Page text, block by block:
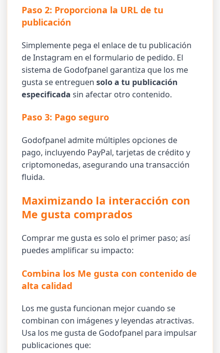
Paso 2: Proporciona la URL de tu
publicación
Simplemente pega el enlace de tu publicación
de Instagram en el formulario de pedido. El
sistema de Godofpanel garantiza que los me
gusta se entreguensolo a tu publicación
especificada sin afectar otro contenido.
Paso 3: Pago seguro
Godofpanel admite múltiples opciones de
pago, incluyendo PayPal, tarjetas de crédito y
criptomonedas, asegurando una transacción
fluida.
Maximizando la interacción con
Me gusta comprados
Comprar me gusta es solo el primer paso; así
puedes amplificar su impacto:
Combina los Me gusta con contenido de
alta calidad
Los me gusta funcionan mejor cuando se
combinan con imágenes y leyendas atractivas.
Usa los me gusta de Godofpanel para impulsar
publicaciones que: